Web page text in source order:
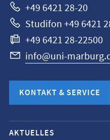
+49 6421 28-20
Studifon +49 6421
+49 6421 28-22500
info@uni-
KONTAKT & SERVICE
Mobile-
AKTUELLES